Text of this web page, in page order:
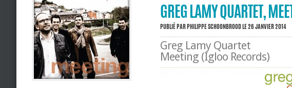
GREG LAMY QUARTET,
PUBLIÉ PARPHILIPPE SCHOONBROODLE 26 JANVIER 2014
Greg Lamy Quartet
Meeting (Igloo Records)